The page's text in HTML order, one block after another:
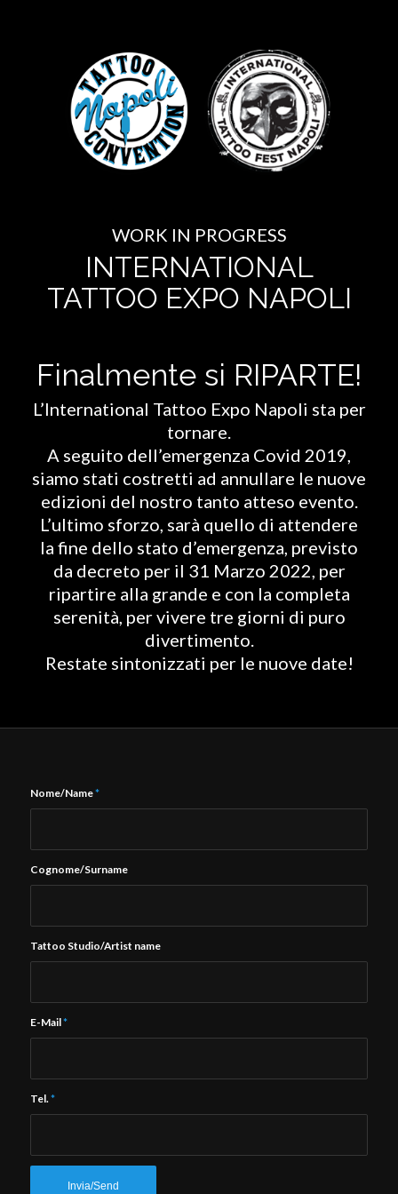
WORK IN PROGRESS
INTERNATIONAL
TATTOO EXPO NAPOLI
Finalmente si RIPARTE!
L’International Tattoo Expo Napoli sta per
tornare.
A seguito dell’emergenza Covid 2019,
siamo stati costretti ad annullare le nuove
edizioni del nostro tanto atteso evento.
L’ultimo sforzo, sarà quello di attendere
la fine dello stato d’emergenza, previsto
da decreto per il 31 Marzo 2022, per
ripartire alla grande e con la completa
serenità, per vivere tre giorni di puro
divertimento.
Restate sintonizzati per le nuove date!
Nome/Name*
Cognome/Surname
Tattoo Studio/Artist name
E-Mail*
Tel.*